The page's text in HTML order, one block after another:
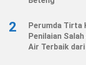
2
Perumda Tirta
Penilaian
Air Terbaik dari